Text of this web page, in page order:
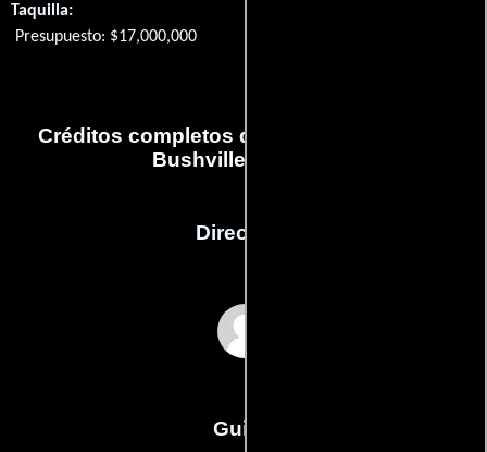
Taquilla:
Presupuesto: $17,000,000
Créditos completos de la película The '57
Bushville Champs
Dirección
Guión